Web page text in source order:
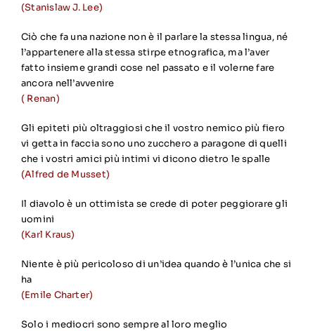
(Stanislaw J. Lee)
Ciò che fa una nazione non è il parlare la stessa lingua, né
l’appartenere alla stessa stirpe etnografica, ma l’aver
fatto insieme grandi cose nel passato e il volerne fare
ancora nell’avvenire
( Renan)
Gli epiteti più oltraggiosi che il vostro nemico più fiero
vi getta in faccia sono uno zucchero a paragone di quelli
che i vostri amici più intimi vi dicono dietro le spalle
(Alfred de Musset)
Il diavolo è un ottimista se crede di poter peggiorare gli
uomini
(Karl Kraus)
Niente è più pericoloso di un’idea quando è l’unica che si
ha
(Emile Charter)
Solo i mediocri sono sempre al loro meglio